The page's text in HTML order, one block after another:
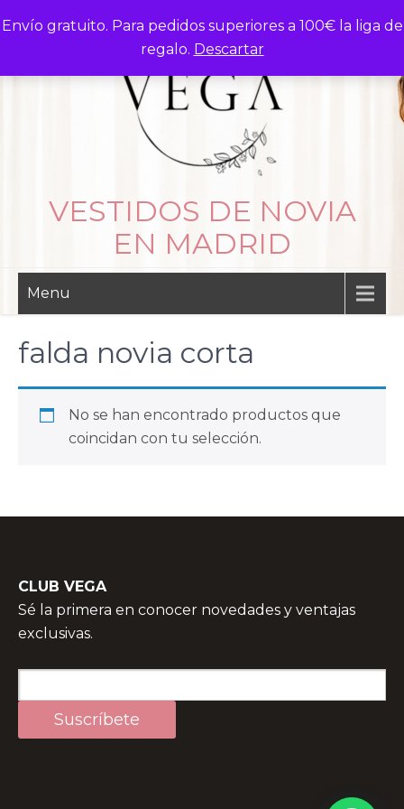
Envío gratuito. Para pedidos superiores a 100€ la liga de
regalo. Descartar
to
VESTIDOS DE NOVIA
EN MADRID
Menu
falda novia corta
No se han encontrado productos que
coincidan con tu selección.
CLUB VEGA
Sé la primera en conocer novedades y ventajas
exclusivas.